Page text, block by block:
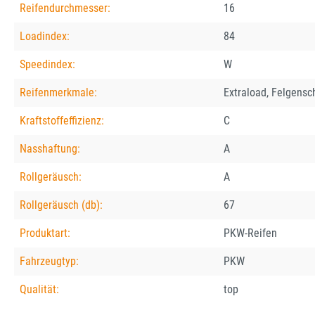
Reifendurchmesser: 16
Loadindex: 84
Speedindex: W
Reifenmerkmale: Extraload,
Kraftstoffeffizienz: C
Nasshaftung: A
Rollgeräusch: A
Rollgeräusch (db): 67
Produktart: PKW-Reifen
Fahrzeugtyp: PKW
Qualität: top